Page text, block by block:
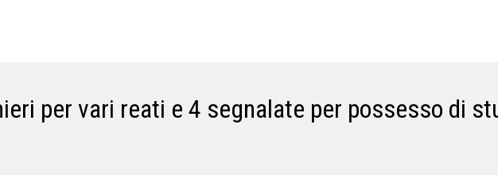
per vari reati e 4 segnalate per possesso di